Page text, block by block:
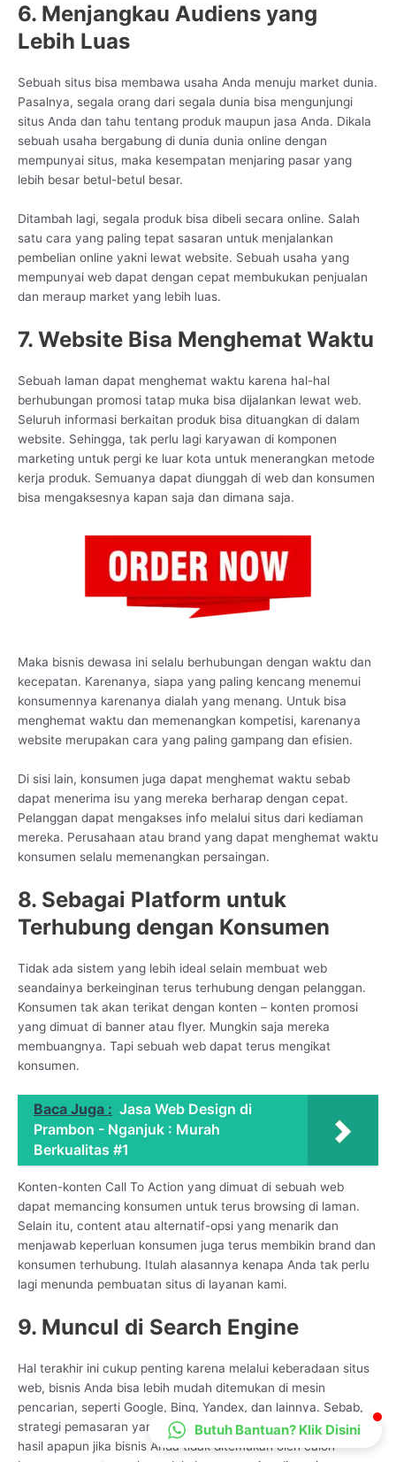
6. Menjangkau Audiens yang
Lebih Luas
Sebuah situs bisa membawa usaha Anda menuju market dunia.
Pasalnya, segala orang dari segala dunia bisa mengunjungi
situs Anda dan tahu tentang produk maupun jasa Anda. Dikala
sebuah usaha bergabung di dunia dunia online dengan
mempunyai situs, maka kesempatan menjaring pasar yang
lebih besar betul-betul besar.
Ditambah lagi, segala produk bisa dibeli secara online. Salah
satu cara yang paling tepat sasaran untuk menjalankan
pembelian online yakni lewat website. Sebuah usaha yang
mempunyai web dapat dengan cepat membukukan penjualan
dan meraup market yang lebih luas.
7. Website Bisa Menghemat Waktu
Sebuah laman dapat menghemat waktu karena hal-hal
berhubungan promosi tatap muka bisa dijalankan lewat web.
Seluruh informasi berkaitan produk bisa dituangkan di dalam
website. Sehingga, tak perlu lagi karyawan di komponen
marketing untuk pergi ke luar kota untuk menerangkan metode
kerja produk. Semuanya dapat diunggah di web dan konsumen
bisa mengaksesnya kapan saja dan dimana saja.
Maka bisnis dewasa ini selalu berhubungan dengan waktu dan
kecepatan. Karenanya, siapa yang paling kencang menemui
konsumennya karenanya dialah yang menang. Untuk bisa
menghemat waktu dan memenangkan kompetisi, karenanya
website merupakan cara yang paling gampang dan efisien.
Di sisi lain, konsumen juga dapat menghemat waktu sebab
dapat menerima isu yang mereka berharap dengan cepat.
Pelanggan dapat mengakses info melalui situs dari kediaman
mereka. Perusahaan atau brand yang dapat menghemat waktu
konsumen selalu memenangkan persaingan.
8. Sebagai Platform untuk
Terhubung dengan Konsumen
Tidak ada sistem yang lebih ideal selain membuat web
seandainya berkeinginan terus terhubung dengan pelanggan.
Konsumen tak akan terikat dengan konten – konten promosi
yang dimuat di banner atau flyer. Mungkin saja mereka
membuangnya. Tapi sebuah web dapat terus mengikat
konsumen.
Baca Juga : Jasa Web Design di
Prambon - Nganjuk : Murah
Berkualitas #1
Konten-konten Call To Action yang dimuat di sebuah web
dapat memancing konsumen untuk terus browsing di laman.
Selain itu, content atau alternatif-opsi yang menarik dan
menjawab keperluan konsumen juga terus membikin brand dan
konsumen terhubung. Itulah alasannya kenapa Anda tak perlu
lagi menunda pembuatan situs di layanan kami.
9. Muncul di Search Engine
Hal terakhir ini cukup penting karena melalui keberadaan situs
web, bisnis Anda bisa lebih mudah ditemukan di mesin
pencarian, seperti Google, Bing, Yandex, dan lainnya. Sebab,
strategi pemasaran yang Anda jalankan tidak akan membawa
hasil apapun jika bisnis Anda tidak ditemukan oleh calon
Online
Butuh Bantuan? Klik Disini